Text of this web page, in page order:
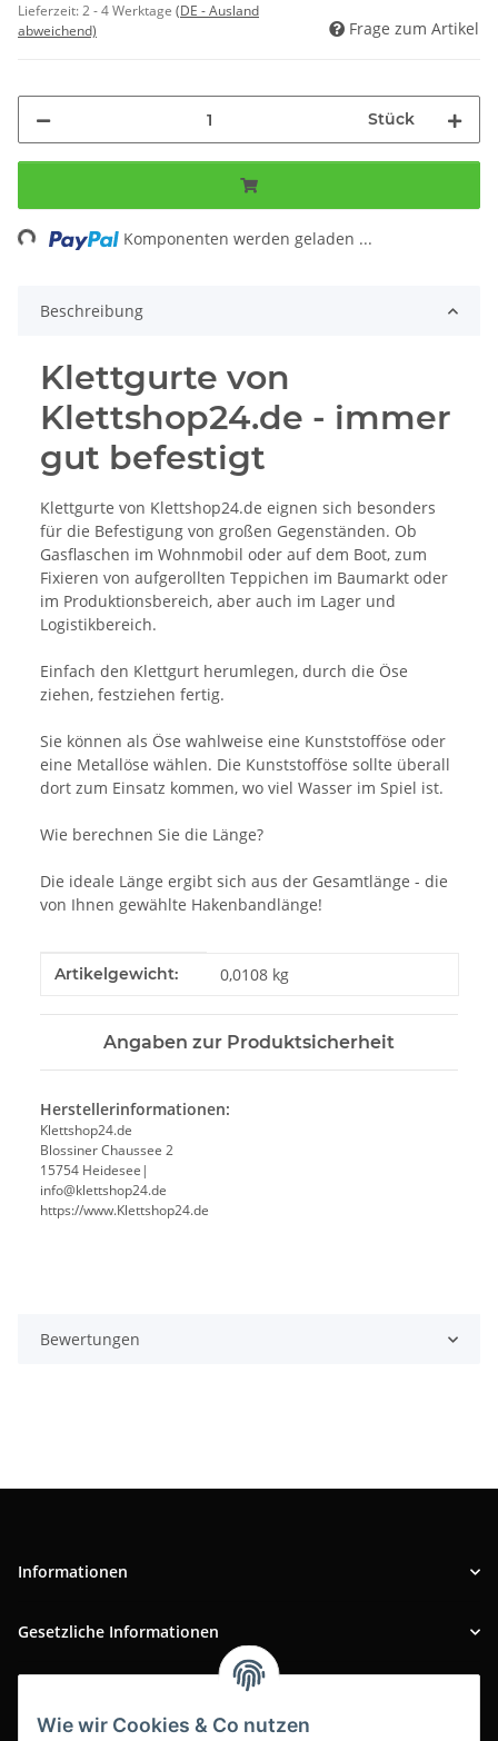
Wie wir Cookies & Co nutzen
Lieferzeit:2 - 4 Werktage (DE - Ausland
abweichend)
Frage zum Artikel
Stück
Komponenten werden geladen ...
Beschreibung
Klettgurte von
Klettshop24.de - immer
gut befestigt
Klettgurte von Klettshop24.de eignen sich besonders
für die Befestigung von großen Gegenständen. Ob
Gasflaschen im Wohnmobil oder auf dem Boot, zum
Fixieren von aufgerollten Teppichen im Baumarkt oder
im Produktionsbereich, aber auch im Lager und
Logistikbereich.
Einfach den Klettgurt herumlegen, durch die Öse
ziehen, festziehen fertig.
Sie können als Öse wahlweise eine Kunststofföse oder
eine Metallöse wählen. Die Kunststofföse sollte überall
dort zum Einsatz kommen, wo viel Wasser im Spiel ist.
Wie berechnen Sie die Länge?
Die ideale Länge ergibt sich aus der Gesamtlänge - die
von Ihnen gewählte Hakenbandlänge!
Produkteigenschaft
Wert
Artikelgewicht: 0,0108 kg
Angaben zur Produktsicherheit
Herstellerinformationen:
Klettshop24.de
Blossiner Chaussee 2
15754 Heidesee|
info@klettshop24.de
https://www.Klettshop24.de
Bewertungen
Informationen
Gesetzliche Informationen